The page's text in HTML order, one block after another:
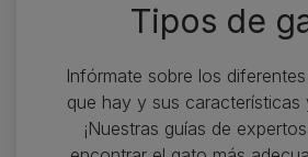
Tipos de
Infórmate sobre los
que hay y sus características
¡Nuestras guías de